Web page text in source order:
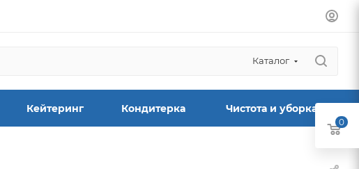
Каталог
Кейтеринг Кондитерка Чистота и уборка
0